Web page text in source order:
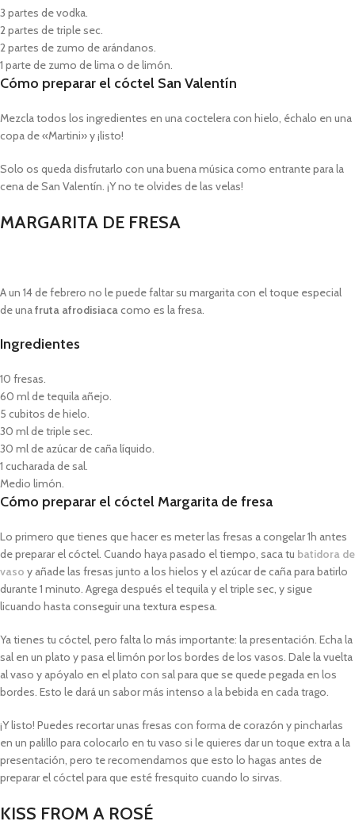
3 partes de vodka.
2 partes de triple sec.
2 partes de zumo de arándanos.
1 parte de zumo de lima o de limón.
Cómo preparar el cóctel San Valentín
Mezcla todos los ingredientes en una coctelera con hielo, échalo en una
copa de «Martini» y ¡listo!
Solo os queda disfrutarlo con una buena música como entrante para la
cena de San Valentín. ¡Y no te olvides de las velas!
MARGARITA DE FRESA
A un 14 de febrero no le puede faltar su margarita con el toque especial
de unafruta afrodisiaca como es la fresa.
Ingredientes
10 fresas.
60 ml de tequila añejo.
5 cubitos de hielo.
30 ml de triple sec.
30 ml de azúcar de caña líquido.
1 cucharada de sal.
Medio limón.
Cómo preparar el cóctel Margarita de fresa
Lo primero que tienes que hacer es meter las fresas a congelar 1h antes
de preparar el cóctel. Cuando haya pasado el tiempo, saca tu batidora de
vaso y añade las fresas junto a los hielos y el azúcar de caña para batirlo
durante 1 minuto. Agrega después el tequila y el triple sec, y sigue
licuando hasta conseguir una textura espesa.
Ya tienes tu cóctel, pero falta lo más importante: la presentación. Echa la
sal en un plato y pasa el limón por los bordes de los vasos. Dale la vuelta
al vaso y apóyalo en el plato con sal para que se quede pegada en los
bordes. Esto le dará un sabor más intenso a la bebida en cada trago.
¡Y listo! Puedes recortar unas fresas con forma de corazón y pincharlas
en un palillo para colocarlo en tu vaso si le quieres dar un toque extra a la
presentación, pero te recomendamos que esto lo hagas antes de
preparar el cóctel para que esté fresquito cuando lo sirvas.
KISS FROM A ROSÉ